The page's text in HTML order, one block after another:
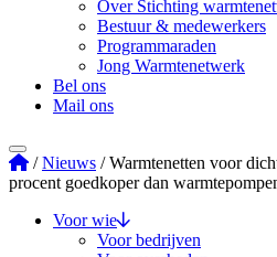
Over Stichting
Bestuur & medewerkers
Programmaraden
Jong Warmtenetwerk
Bel ons
Mail ons
Stichting Warmtenetwerk
/Nieuws /Warmtenetten voor
procent goedkoper dan
Voor wie
Voor bedrijven